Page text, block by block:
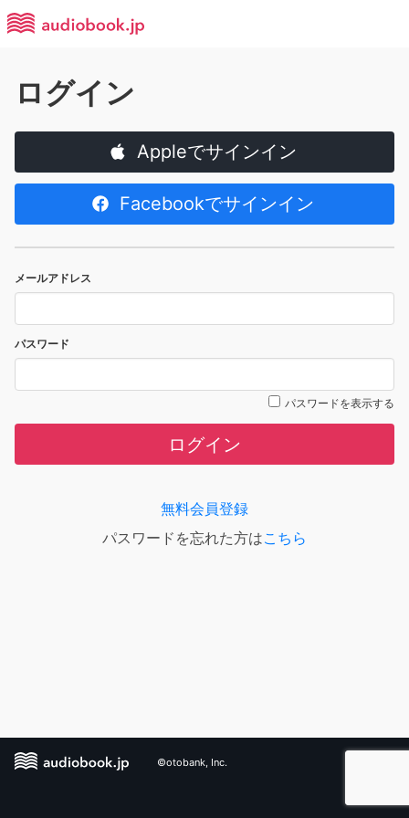
ログイン
Appleでサインイン
Facebookでサインイン
メールアドレス
パスワード
パスワードを表示する
ログイン
無料会員登録
パスワードを忘れた方はこちら
©otobank, Inc.